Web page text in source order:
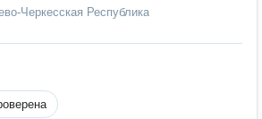
Черкесская Республика